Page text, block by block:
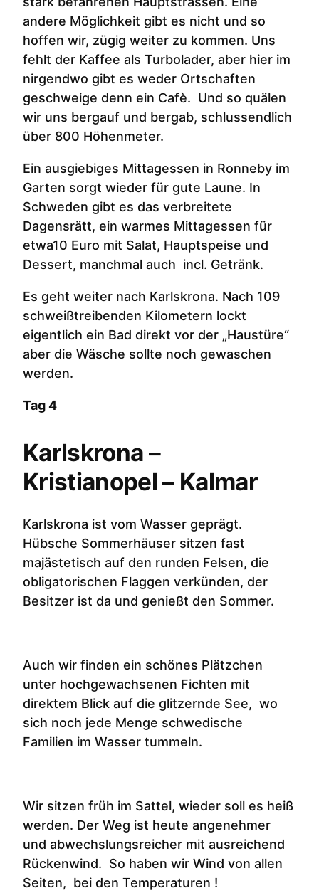
andere Möglichkeit gibt es nicht und so
hoffen wir, zügig weiter zu kommen. Uns
fehlt der Kaffee als Turbolader, aber hier im
nirgendwo gibt es weder Ortschaften
geschweige denn ein Cafè. Und so quälen
wir uns bergauf und bergab, schlussendlich
über 800 Höhenmeter.
Ein ausgiebiges Mittagessen in Ronneby im
Garten sorgt wieder für gute Laune. In
Schweden gibt es das verbreitete
Dagensrätt, ein warmes Mittagessen für
etwa10 Euro mit Salat, Hauptspeise und
Dessert, manchmal auch incl. Getränk.
Es geht weiter nach Karlskrona. Nach 109
schweißtreibenden Kilometern lockt
eigentlich ein Bad direkt vor der „Haustüre“
aber die Wäsche sollte noch gewaschen
werden.
Tag 4
Karlskrona –
Kristianopel – Kalmar
Karlskrona ist vom Wasser geprägt.
Hübsche Sommerhäuser sitzen fast
majästetisch auf den runden Felsen, die
obligatorischen Flaggen verkünden, der
Besitzer ist da und genießt den Sommer.
Auch wir finden ein schönes Plätzchen
unter hochgewachsenen Fichten mit
direktem Blick auf die glitzernde See, wo
sich noch jede Menge schwedische
Familien im Wasser tummeln.
Wir sitzen früh im Sattel, wieder soll es heiß
werden. Der Weg ist heute angenehmer
und abwechslungsreicher mit ausreichend
Rückenwind. So haben wir Wind von allen
Seiten, bei den Temperaturen !